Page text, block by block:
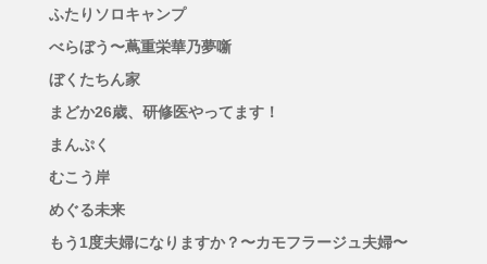
ふたりソロキャンプ
べらぼう〜蔦重栄華乃夢噺
ぼくたちん家
まどか26歳、研修医やってます！
まんぷく
むこう岸
めぐる未来
もう1度夫婦になりますか？〜カモフラージュ夫婦〜